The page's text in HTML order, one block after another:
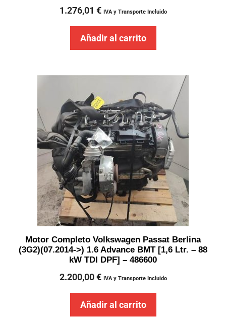
1.276,01 € IVA y Transporte Incluido
Añadir al carrito
Motor Completo Volkswagen Passat Berlina
(3G2)(07.2014->) 1.6 Advance BMT [1,6 Ltr. – 88
kW TDI DPF] – 486600
2.200,00€ IVA y Transporte Incluido
Añadir al carrito